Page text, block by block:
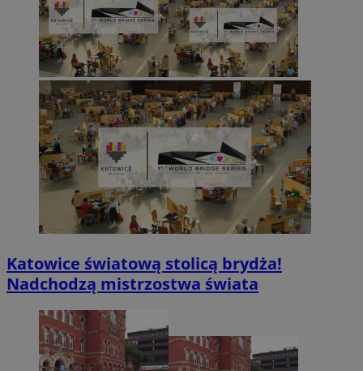
Katowice światową stolicą brydża!
Nadchodzą mistrzostwa świata